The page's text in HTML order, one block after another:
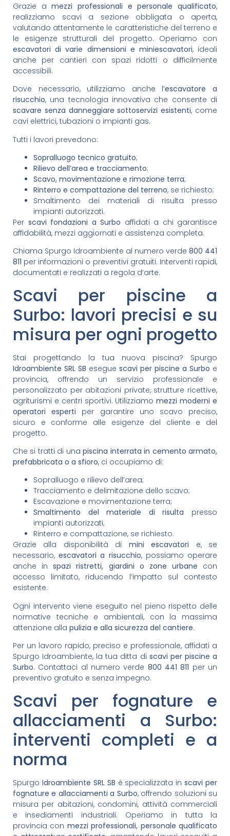
Grazie amezzi professionali e personale qualificato,
realizziamo scavi a sezione obbligata o aperta,
valutando attentamente le caratteristiche del terreno e
le esigenze strutturali del progetto. Operiamo con
escavatori di varie dimensioni e miniescavatori, ideali
anche per cantieri con spazi ridotti o difficilmente
accessibili.
Dove necessario, utilizziamo anche l’escavatore a
risucchio, una tecnologia innovativa che consente di
scavare senza danneggiare sottoservizi esistenti, come
cavi elettrici, tubazioni o impianti gas.
Tutti i lavori prevedono:
Sopralluogo tecnico gratuito;
Rilievo dell’area e tracciamento;
Scavo, movimentazione e rimozione terra;
Rinterro e compattazione del terreno, se richiesto;
Smaltimento dei materiali di risulta presso
impianti autorizzati.
Per scavi fondazioni a Surbo affidati a chi garantisce
affidabilità, mezzi aggiornati e assistenza completa.
Chiama Spurgo Idroambiente al numero verde 800 441
811 per informazioni o preventivi gratuiti. Interventi rapidi,
documentati e realizzati a regola d’arte.
Scavi per piscine a
Surbo: lavori precisi e su
misura per ogni progetto
Stai progettando la tua nuova piscina? Spurgo
Idroambiente SRL SB esegue scavi per piscine a Surbo e
provincia, offrendo un servizio professionale e
personalizzato per abitazioni private, strutture ricettive,
agriturismi e centri sportivi. Utilizziamomezzi moderni e
operatori esperti per garantire uno scavo preciso,
sicuro e conforme alle esigenze del cliente e del
progetto.
Che si tratti di unapiscina interrata in cemento armato,
prefabbricata o a sfioro, ci occupiamo di:
Sopralluogo e rilievo dell’area;
Tracciamento e delimitazione dello scavo;
Escavazione e movimentazione terra;
Smaltimento del materiale di risulta presso
impianti autorizzati;
Rinterro e compattazione, se richiesto.
Grazie alla disponibilità di mini escavatori e, se
necessario,escavatori a risucchio, possiamo operare
anche inspazi ristretti, giardini o zone urbane con
accesso limitato, riducendo l’impatto sul contesto
esistente.
Ogni intervento viene eseguito nel pieno rispetto delle
normative tecniche e ambientali, con la massima
attenzione alla pulizia e alla sicurezza del cantiere.
Per un lavoro rapido, preciso e professionale, affidati a
Spurgo Idroambiente, la tua ditta di scavi per piscine a
Surbo. Contattaci al numero verde 800 441 811 per un
preventivo gratuito e senza impegno.
Scavi per fognature e
allacciamenti a Surbo:
interventi completi e a
norma
Spurgo Idroambiente SRL SB è specializzata inscavi per
fognature e allacciamenti a Surbo, offrendo soluzioni su
misura per abitazioni, condomini, attività commerciali
e insediamenti industriali. Operiamo in tutta la
provincia con mezzi professionali, personale qualificato